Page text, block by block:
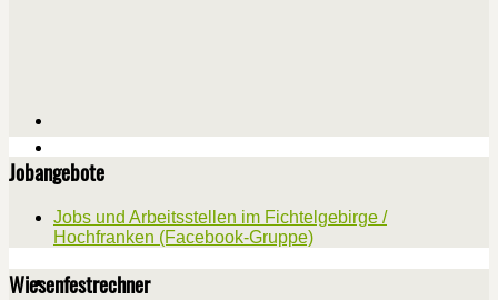
Jobangebote
Jobs und Arbeitsstellen im Fichtelgebirge /
Hochfranken (Facebook-Gruppe)
Wiesenfestrechner